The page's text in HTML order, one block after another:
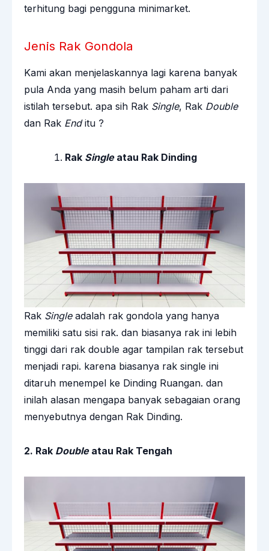
terhitung bagi pengguna minimarket.
Jenis Rak Gondola
Kami akan menjelaskannya lagi karena banyak
pula Anda yang masih belum paham arti dari
istilah tersebut. apa sih Rak Single, Rak Double
dan Rak Enditu ?
Rak Singleatau Rak Dinding
Rak Singleadalah rak gondola yang hanya
memiliki satu sisi rak. dan biasanya rak ini lebih
tinggi dari rak double agar tampilan rak tersebut
menjadi rapi. karena biasanya rak single ini
ditaruh menempel ke Dinding Ruangan. dan
inilah alasan mengapa banyak sebagaian orang
menyebutnya dengan Rak Dinding.
2. Rak Doubleatau Rak Tengah